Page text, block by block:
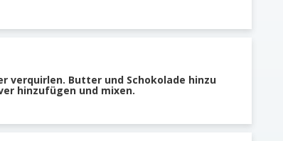
verquirlen. Butter und Schokolade hinzu
hinzufügen und mixen.